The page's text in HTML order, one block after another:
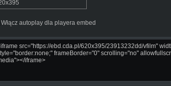
Włącz autoplay dla playera embed